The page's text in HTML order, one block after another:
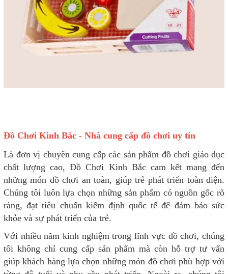
Đồ Chơi Kinh Bắc - Nhà cung cấp đồ chơi uy tín
Là đơn vị chuyên cung cấp các sản phẩm đồ chơi giáo dục
chất lượng cao, Đồ Chơi Kinh Bắc cam kết mang đến
những món đồ chơi an toàn, giúp trẻ phát triển toàn diện.
Chúng tôi luôn lựa chọn những sản phẩm có nguồn gốc rõ
ràng, đạt tiêu chuẩn kiểm định quốc tế để đảm bảo sức
khỏe và sự phát triển của trẻ.
Với nhiều năm kinh nghiệm trong lĩnh vực đồ chơi, chúng
tôi không chỉ cung cấp sản phẩm mà còn hỗ trợ tư vấn
giúp khách hàng lựa chọn những món đồ chơi phù hợp với